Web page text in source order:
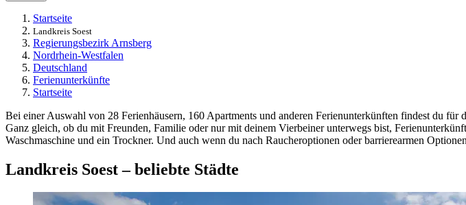
Startseite
Landkreis Soest
Regierungsbezirk Arnsberg
Nordrhein-Westfalen
Deutschland
Ferienunterkünfte
Startseite
Bei einer Auswahl von 28 Ferienhäusern, 160 Apartments und anderen Ferienunterkünften findest du
Ganz gleich, ob du mit Freunden, Familie oder nur mit deinem Vierbeiner unterwegs bist,
Waschmaschine und ein Trockner. Und auch wenn du nach Raucheroptionen oder barrierearmen
Landkreis Soest – beliebte Städte